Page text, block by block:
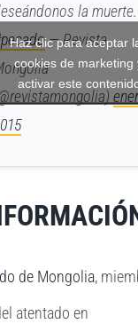
la muerte.
— Revista
Haz clic para aceptar
cookies de marketing
activar este
de Mongolia,
atentado en